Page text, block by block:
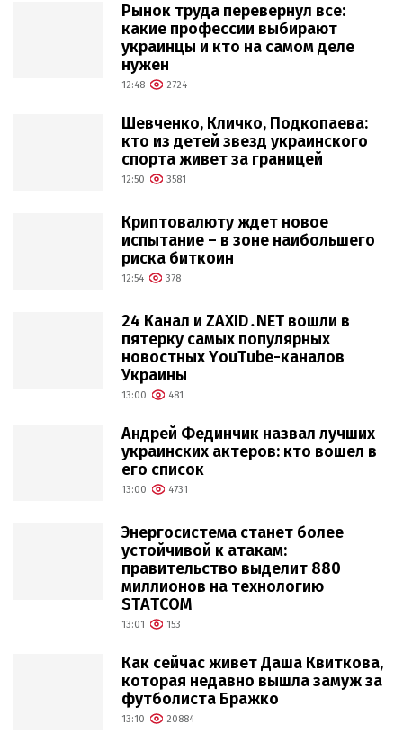
Рынок труда перевернул все:
какие профессии выбирают
украинцы и кто на самом деле
нужен
12:48 2724
Шевченко, Кличко, Подкопаева:
кто из детей звезд украинского
спорта живет за границей
12:50 3581
Криптовалюту ждет новое
испытание – в зоне наибольшего
риска биткоин
12:54 378
24 Канал и ZAXID․NET вошли в
пятерку самых популярных
новостных YouTube-каналов
Украины
13:00 481
Андрей Фединчик назвал лучших
украинских актеров: кто вошел в
его список
13:00 4731
Энергосистема станет более
устойчивой к атакам:
правительство выделит 880
миллионов на технологию
STATCOM
13:01 153
Как сейчас живет Даша Квиткова,
которая недавно вышла замуж за
футболиста Бражко
13:10 20884